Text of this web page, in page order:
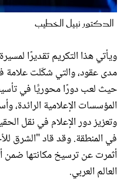
الدكتور نبيل الخطيب
ويأتي هذا التكريم تقديرًا
مدى عقود، والتي شكّلت علامة
حيث لعب دورًا محوريًّا في
المؤسسات الإعلامية الرائدة،
وتعزيز دور الإعلام في نقل
في المنطقة. وقد قاد "الشرق
أثمرت عن ترسيخ مكانتها ضمن
العالم العربي.